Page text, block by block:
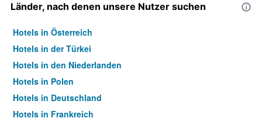
Länder, nach denen unsere Nutzer suchen
Hotels in Österreich
Hotels in der Türkei
Hotels in den Niederlanden
Hotels in Polen
Hotels in Deutschland
Hotels in Frankreich